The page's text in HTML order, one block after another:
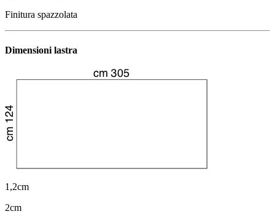
Finitura spazzolata
Dimensioni lastra
1,2cm
2cm